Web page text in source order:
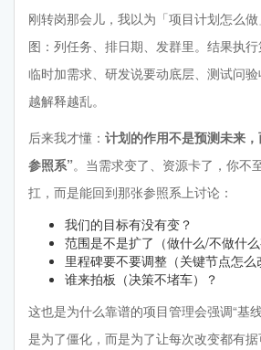
刚转岗那会儿，我以为「项目计划怎么
图：列任务、排日期、发群里。结果执
临时加需求、研发说要动底层、测试问
越解释越乱。
后来我才懂： 计划的作用不是预测未来
参照系”。当需求变了、资源卡了，你不
扛，而是能回到那张参照系上讨论：
我们的目标有没有变？
范围是不是扩了（做什么/不做什
里程碑要不要调整（关键节点怎么
谁来拍板（决策不堵车）？
这也是为什么靠谱的项目管理会强调“基
是为了僵化，而是为了让每次改变都有据